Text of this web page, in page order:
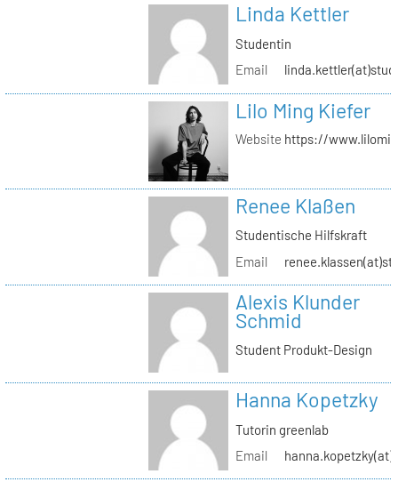
Linda Kettler
Studentin
Email
Lilo Ming Kiefer
Website https://
Renee Klaßen
Studentische Hilfskraft
Email
Alexis Klunder
Schmid
Student Produkt-Design
Hanna Kopetzky
Tutorin greenlab
Email